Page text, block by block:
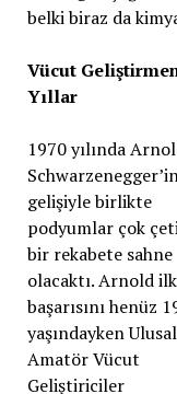
belki biraz da
Vücut
Yıllar
1970 yılında
gelişiyle birlikte
podyumlar çok
bir rekabete sahne
olacaktı. Arnold ilk
başarısını henüz
yaşındayken Ulusal
Amatör Vücut
Geliştiriciler